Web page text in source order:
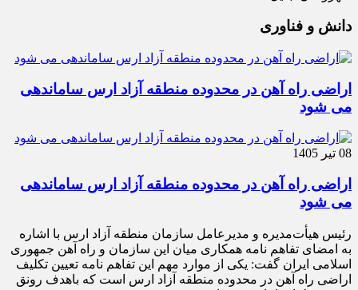
دانش و فناوری
اراضی راه آهن در محدوده منطقه آزاد ارس ساماندهی
می شود
08 تیر 1405
اراضی راه آهن در محدوده منطقه آزاد ارس ساماندهی
می شود
رئیس هیأت‌مدیره و مدیرعامل سازمان منطقه آزاد ارس با اشاره
به امضای تفاهم نامه همکاری میان این سازمان و راه آهن جمهوری
اسلامی ایران گفت: یکی از موارد مهم این تفاهم نامه تعیین تکلیف
اراضی راه آهن در محدوده منطقه آزاد ارس است که باهدف رونق